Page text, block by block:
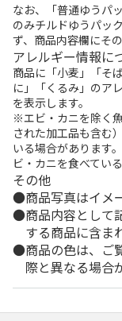
なお、「普通ゆうパ
のみチルドゆうパッ
ず、商品内容欄にそ
アレルギー情報に
商品に「小麦」「そ
に」「くるみ」のア
を表示します。
※エビ・カニを除く
された加工品も含む
いる場合があります
ビ・カニを食べてい
その他
商品写真はイメ
商品内容として
する商品に含ま
商品の色は、ご
際と異なる場合